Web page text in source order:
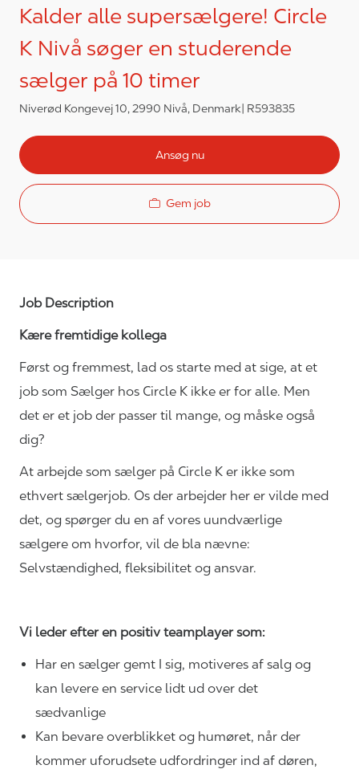
Kalder alle supersælgere! Circle
K Nivå søger en studerende
sælger på 10 timer
Niverød Kongevej 10, 2990 Nivå, Denmark R593835
Ansøg nu
Gem job
Job Description
Kære fremtidige kollega
Først og fremmest, lad os starte med at sige, at et
job som Sælger hos Circle K ikke er for alle. Men
det er et job der passer til mange, og måske også
dig?
At arbejde som sælger på Circle K er ikke som
ethvert sælgerjob. Os der arbejder her er vilde med
det, og spørger du en af vores uundværlige
sælgere om hvorfor, vil de bla nævne:
Selvstændighed, fleksibilitet og ansvar.
Vi leder efter en positiv teamplayer som:
Har en sælger gemt I sig, motiveres af salg og
kan levere en service lidt ud over det
sædvanlige
Kan bevare overblikket og humøret, når der
kommer uforudsete udfordringer ind af døren,